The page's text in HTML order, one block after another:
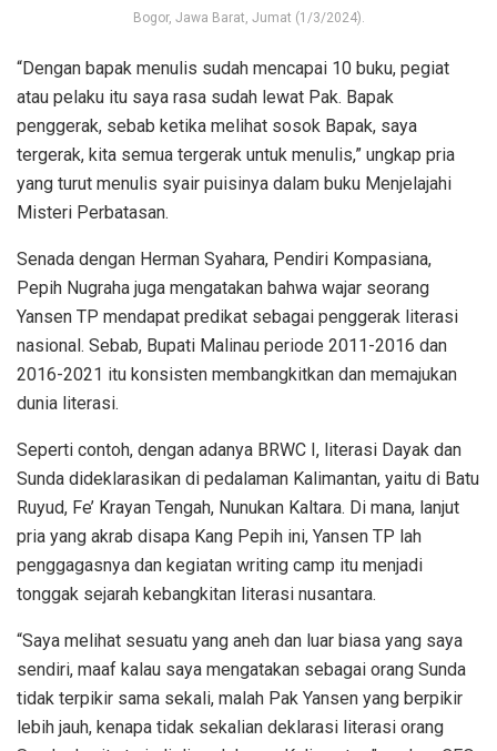
Bogor, Jawa Barat, Jumat (1/3/2024).
“Dengan bapak menulis sudah mencapai 10 buku, pegiat
atau pelaku itu saya rasa sudah lewat Pak. Bapak
penggerak, sebab ketika melihat sosok Bapak, saya
tergerak, kita semua tergerak untuk menulis,” ungkap pria
yang turut menulis syair puisinya dalam buku Menjelajahi
Misteri Perbatasan.
Senada dengan Herman Syahara, Pendiri Kompasiana,
Pepih Nugraha juga mengatakan bahwa wajar seorang
Yansen TP mendapat predikat sebagai penggerak literasi
nasional. Sebab, Bupati Malinau periode 2011-2016 dan
2016-2021 itu konsisten membangkitkan dan memajukan
dunia literasi.
Seperti contoh, dengan adanya BRWC I, literasi Dayak dan
Sunda dideklarasikan di pedalaman Kalimantan, yaitu di Batu
Ruyud, Fe’ Krayan Tengah, Nunukan Kaltara. Di mana, lanjut
pria yang akrab disapa Kang Pepih ini, Yansen TP lah
penggagasnya dan kegiatan writing camp itu menjadi
tonggak sejarah kebangkitan literasi nusantara.
“Saya melihat sesuatu yang aneh dan luar biasa yang saya
sendiri, maaf kalau saya mengatakan sebagai orang Sunda
tidak terpikir sama sekali, malah Pak Yansen yang berpikir
lebih jauh, kenapa tidak sekalian deklarasi literasi orang